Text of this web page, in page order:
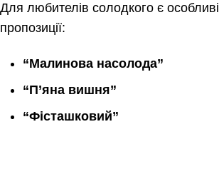
Для любителів солодкого є особливі
пропозиції:
“Малинова насолода”
“П’яна вишня”
“Фісташковий”